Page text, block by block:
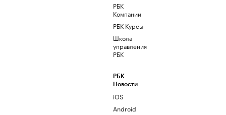
РБК
Компании
РБК Курсы
Школа
управления
РБК
РБК
Новости
iOS
Android